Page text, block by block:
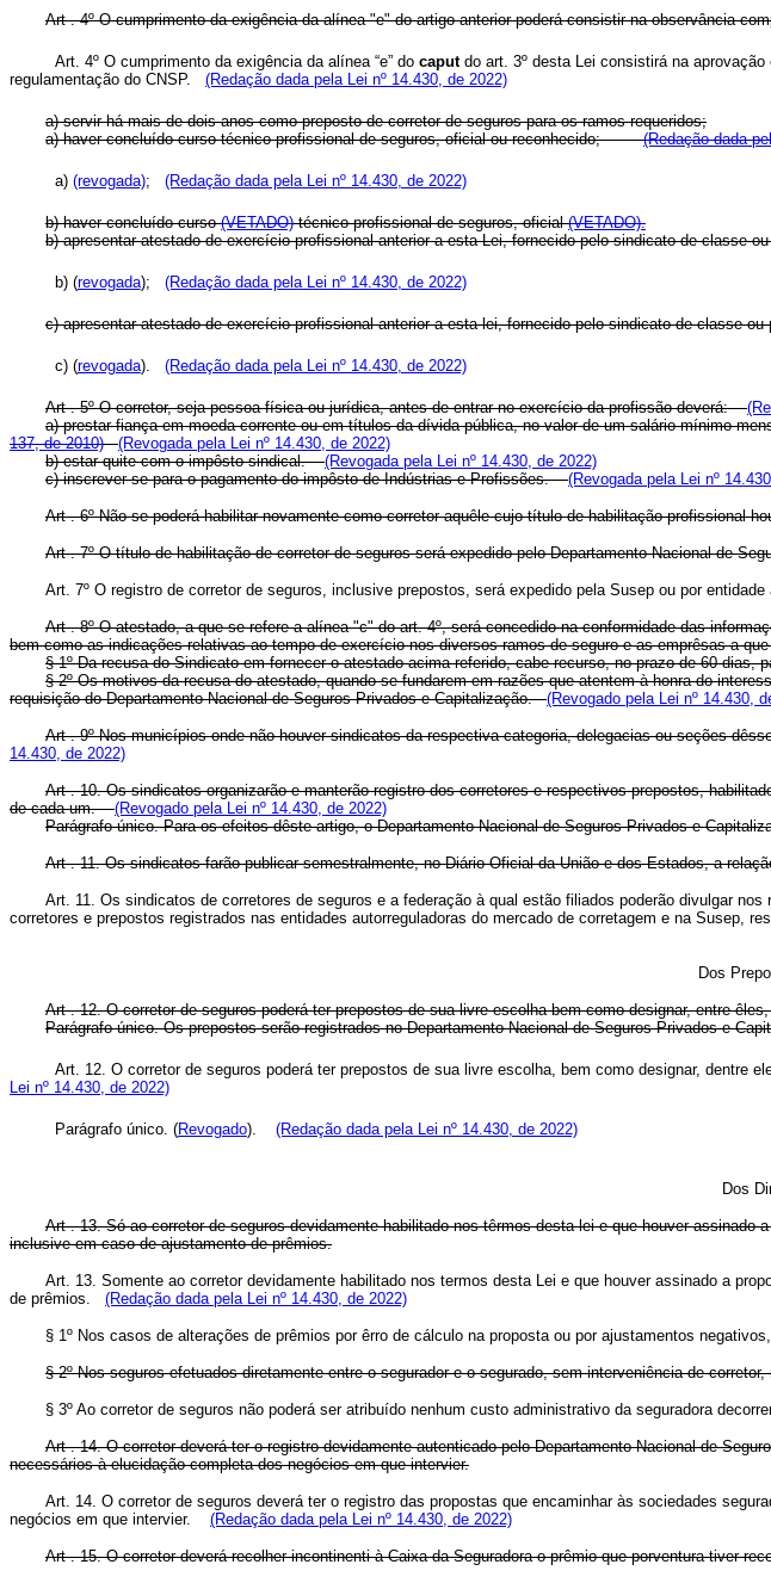
Art . 4º O cumprimento da exigência da alínea "e" do artigo anterior poderá consistir na observância
Art. 4º O cumprimento da exigência da alínea “e” do caputdo art. 3º desta Lei consistirá na
regulamentação do CNSP. (Redação dada pela Lei nº 14.430, de 2022)
a) servir há mais de dois anos como preposto de corretor de seguros para os ramos requeridos;
a) haver concluído curso técnico profissional de seguros, oficial ou reconhecido;(Redação dada
a) (revogada); (Redação dada pela Lei nº 14.430, de 2022)
b) haver concluído curso(VETADO)técnico-profissional de seguros, oficial(VETADO).
b) apresentar atestado de exercício profissional anterior a esta Lei, fornecido pelo sindicato de
b) (revogada); (Redação dada pela Lei nº 14.430, de 2022)
c) apresentar atestado de exercício profissional anterior a esta lei, fornecido pelo sindicato de classe
c) (revogada). (Redação dada pela Lei nº 14.430, de 2022)
Art . 5º O corretor, seja pessoa física ou jurídica, antes de entrar no exercício da profissão deverá:
a) prestar fiança em moeda corrente ou em títulos da dívida pública, no valor de um salário-mínimo
137, de 2010)
(Revogada pela Lei nº 14.430, de 2022)
b) estar quite com o impôsto sindical.(Revogada pela Lei nº 14.430, de 2022)
c) inscrever-se para o pagamento do impôsto de Indústrias e Profissões.(Revogada pela Lei nº
Art . 6º Não se poderá habilitar novamente como corretor aquêle cujo título de habilitação
Art . 7º O título de habilitação de corretor de seguros será expedido pelo Departamento Nacional de
Art. 7º O registro de corretor de seguros, inclusive prepostos, será expedido pela Susep ou por
Art . 8º O atestado, a que se refere a alínea "c" do art. 4º, será concedido na conformidade das
bem como as indicações relativas ao tempo de exercício nos diversos ramos de seguro e as emprêsas a
§ 1º Da recusa do Sindicato em fornecer o atestado acima referido, cabe recurso, no prazo de 60
§ 2º Os motivos da recusa do atestado, quando se fundarem em razões que atentem à honra do
requisição do Departamento Nacional de Seguros Privados e Capitalização.(Revogado pela Lei nº 14.430,
Art . 9º Nos municípios onde não houver sindicatos da respectiva categoria, delegacias ou seções
14.430, de 2022)
Art . 10. Os sindicatos organizarão e manterão registro dos corretores e respectivos prepostos,
de cada um.(Revogado pela Lei nº 14.430, de 2022)
Parágrafo único. Para os efeitos dêste artigo, o Departamento Nacional de Seguros Privados e
Art . 11. Os sindicatos farão publicar semestralmente, no Diário Oficial da União e dos Estados, a
Art. 11. Os sindicatos de corretores de seguros e a federação à qual estão filiados poderão divulgar
corretores e prepostos registrados nas entidades autorreguladoras do mercado de corretagem e na Susep,
Dos
Art . 12. O corretor de seguros poderá ter prepostos de sua livre escolha bem como designar, entre
Parágrafo único. Os prepostos serão registrados no Departamento Nacional de Seguros Privados e
Art. 12. O corretor de seguros poderá ter prepostos de sua livre escolha, bem como designar,
Lei nº 14.430, de 2022)
Parágrafo único. (Revogado). (Redação dada pela Lei nº 14.430, de 2022)
Dos
Art . 13. Só ao corretor de seguros devidamente habilitado nos têrmos desta lei e que houver
inclusive em caso de ajustamento de prêmios.
Art. 13. Somente ao corretor devidamente habilitado nos termos desta Lei e que houver assinado a
de prêmios. (Redação dada pela Lei nº 14.430, de 2022)
§ 1º Nos casos de alterações de prêmios por êrro de cálculo na proposta ou por ajustamentos
§ 2º Nos seguros efetuados diretamente entre o segurador e o segurado, sem interveniência de
§ 3º Ao corretor de seguros não poderá ser atribuído nenhum custo administrativo da seguradora
Art . 14. O corretor deverá ter o registro devidamente autenticado pelo Departamento Nacional de
necessários à elucidação completa dos negócios em que intervier.
Art. 14. O corretor de seguros deverá ter o registro das propostas que encaminhar às sociedades
negócios em que intervier. (Redação dada pela Lei nº 14.430, de 2022)
Art . 15. O corretor deverá recolher incontinenti à Caixa da Seguradora o prêmio que porventura tiver